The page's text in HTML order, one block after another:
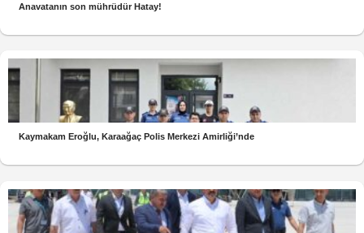
Anavatanın son mührüdür Hatay!
Kaymakam Eroğlu, Karaağaç Polis Merkezi Amirliği’nde